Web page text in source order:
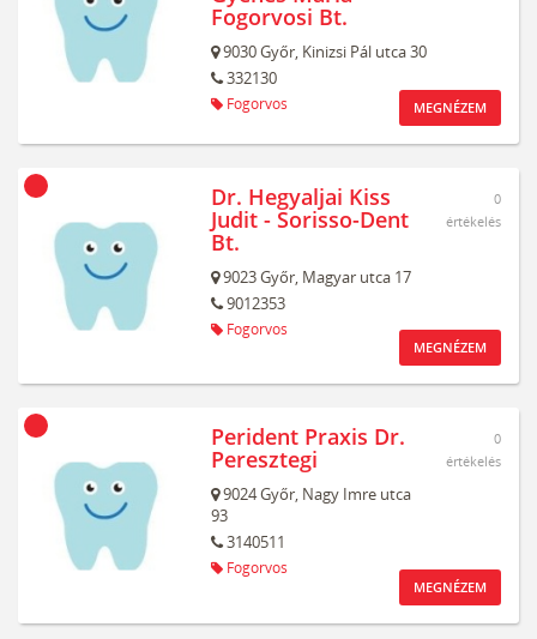
Fogorvosi Bt.
9030Győr, Kinizsi Pál utca 30
332130
Fogorvos MEGNÉZEM
Dr. Hegyaljai Kiss
Judit - Sorisso-Dent
Bt.
9023Győr, Magyar utca 17
9012353
Fogorvos
0
értékelés
MEGNÉZEM
Perident Praxis Dr.
Peresztegi
9024Győr, Nagy Imre utca
93
3140511
Fogorvos
0
értékelés
MEGNÉZEM